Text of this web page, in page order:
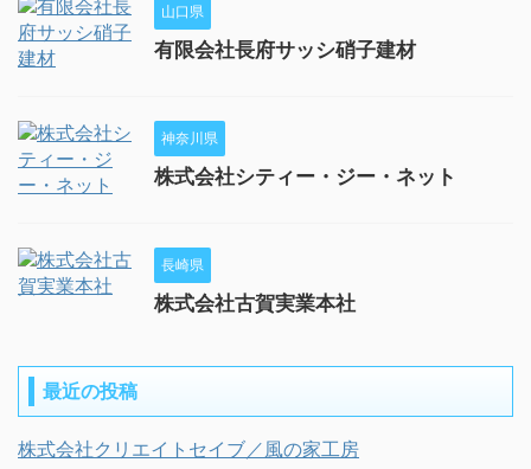
山口県
有限会社長府サッシ硝子建材
神奈川県
株式会社シティー・ジー・ネット
長崎県
株式会社古賀実業本社
最近の投稿
株式会社クリエイトセイブ／風の家工房